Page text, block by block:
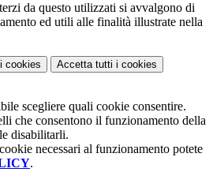
da questo utilizzati si avvalgono di
ed utili alle finalità illustrate nella
i cookies Accetta tutti i cookies
scegliere quali cookie consentire.
che consentono il funzionamento della
disabilitarli.
necessari al funzionamento potete
.